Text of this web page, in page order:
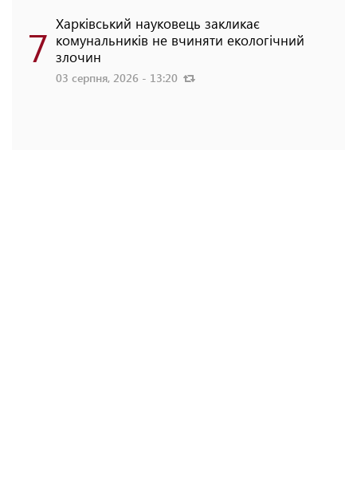
7 Харківський науковець закликає
комунальників не вчиняти екологічний
злочин
03 серпня, 2026 - 13:20